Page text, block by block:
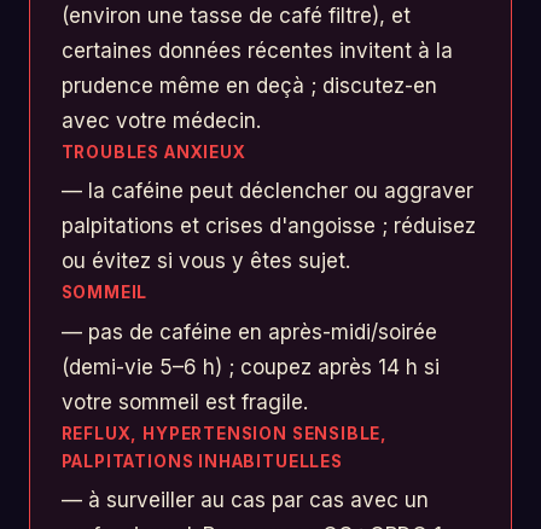
(environ une tasse de café filtre), et
certaines données récentes invitent à la
prudence même en deçà ; discutez-en
avec votre médecin.
TROUBLES ANXIEUX
— la caféine peut déclencher ou aggraver
palpitations et crises d'angoisse ; réduisez
ou évitez si vous y êtes sujet.
SOMMEIL
— pas de caféine en après-midi/soirée
(demi-vie 5–6 h) ; coupez après 14 h si
votre sommeil est fragile.
REFLUX, HYPERTENSION SENSIBLE,
PALPITATIONS INHABITUELLES
— à surveiller au cas par cas avec un